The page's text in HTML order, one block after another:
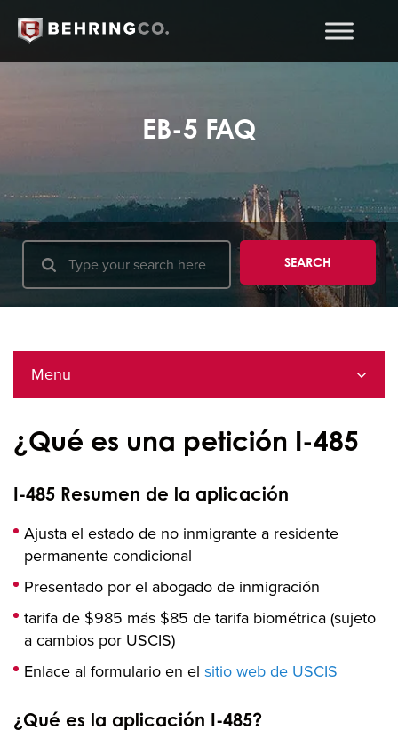
EB-5 FAQ
Menu
¿Qué es una petición I-485
I-485 Resumen de la aplicación
Ajusta el estado de no inmigrante a residente
permanente condicional
Presentado por el abogado de inmigración
tarifa de $985 más $85 de tarifa biométrica (sujeto
a cambios por USCIS)
Enlace al formulario en el sitio web de USCIS
¿Qué es la aplicación I-485?